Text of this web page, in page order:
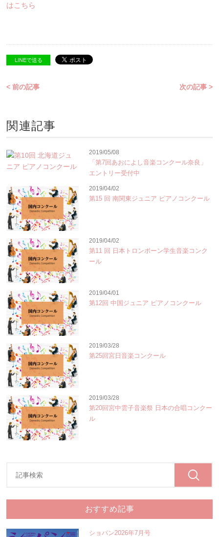
はこちら
LINEで送る
< 前の記事 次の記事 >
関連記事
2019/05/08
「第7回あおによし音楽コンクール奈良」
エントリー受付中
2019/04/02
第15 回 南関東ジュニア ピアノコンクール
2019/04/02
第11 回 日本トロンボーン学生音楽コンク
ール
2019/04/01
第12回 中国ジュニア ピアノコンクール
2019/03/28
第25回宮日音楽コンクール
2019/03/28
第20回宮中雲子音楽祭 日本の合唱コンクー
ル
おすすめ記事
ショパン2026年7月号